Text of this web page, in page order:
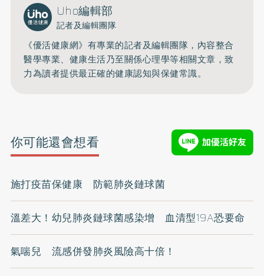
Uho編輯部
記者及編輯團隊
《優活健康網》有專業的記者及編輯團隊，內容整合
醫學專業、健康生活乃至關係心理學等相關文章，致
力為讀者提供最正確的健康認知與保健常識。
你可能還會想看
施打疫苗保健康 防範肺炎鏈球菌
溫差大！幼兒肺炎鏈球菌感染增 血清型19A恐要命
氣喘兒 流感併發肺炎風險高十倍！